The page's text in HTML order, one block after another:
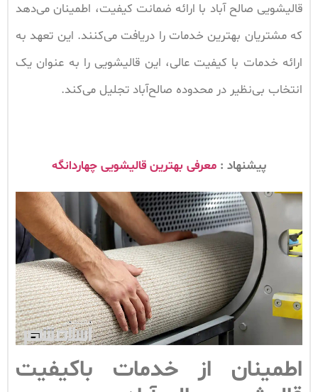
قالیشویی صالح‌ آباد با ارائه ضمانت کیفیت، اطمینان می‌دهد
که مشتریان بهترین خدمات را دریافت می‌کنند. این تعهد به
ارائه خدمات با کیفیت عالی، این قالیشویی را به عنوان یک
انتخاب بی‌نظیر در محدوده صالح‌آباد تجلیل می‌کند.
پیشنهاد : معرفی بهترین قالیشویی چهاردانگه
اطمینان از خدمات باکیفیت